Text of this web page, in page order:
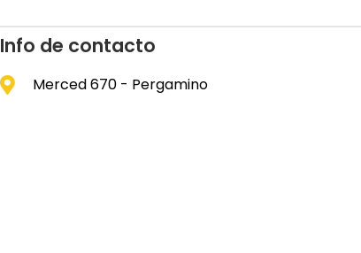
Info de contacto
Merced 670 - Pergamino